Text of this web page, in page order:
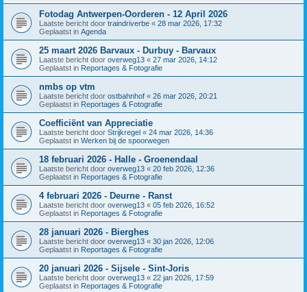
Fotodag Antwerpen-Oorderen - 12 April 2026
Laatste bericht door traindriverbe « 28 mar 2026, 17:32
Geplaatst in Agenda
25 maart 2026 Barvaux - Durbuy - Barvaux
Laatste bericht door overweg13 « 27 mar 2026, 14:12
Geplaatst in Reportages & Fotografie
nmbs op vtm
Laatste bericht door ostbahnhof « 26 mar 2026, 20:21
Geplaatst in Reportages & Fotografie
Coefficiënt van Appreciatie
Laatste bericht door Strijkregel « 24 mar 2026, 14:36
Geplaatst in Werken bij de spoorwegen
18 februari 2026 - Halle - Groenendaal
Laatste bericht door overweg13 « 20 feb 2026, 12:36
Geplaatst in Reportages & Fotografie
4 februari 2026 - Deurne - Ranst
Laatste bericht door overweg13 « 05 feb 2026, 16:52
Geplaatst in Reportages & Fotografie
28 januari 2026 - Bierghes
Laatste bericht door overweg13 « 30 jan 2026, 12:06
Geplaatst in Reportages & Fotografie
20 januari 2026 - Sijsele - Sint-Joris
Laatste bericht door overweg13 « 22 jan 2026, 17:59
Geplaatst in Reportages & Fotografie